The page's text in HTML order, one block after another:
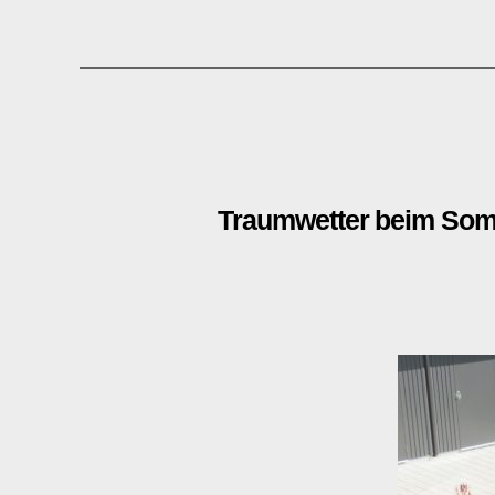
Traumwetter beim